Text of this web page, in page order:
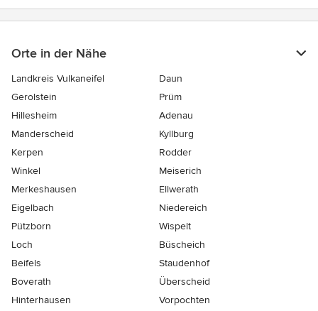
Orte in der Nähe
Landkreis Vulkaneifel
Daun
Gerolstein
Prüm
Hillesheim
Adenau
Manderscheid
Kyllburg
Kerpen
Rodder
Winkel
Meiserich
Merkeshausen
Ellwerath
Eigelbach
Niedereich
Pützborn
Wispelt
Loch
Büscheich
Beifels
Staudenhof
Boverath
Überscheid
Hinterhausen
Vorpochten